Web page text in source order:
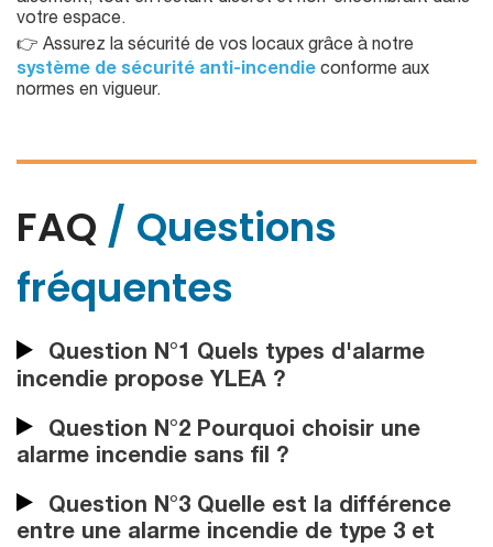
votre espace.
👉 Assurez la sécurité de vos locaux grâce à notre
système de sécurité anti-incendie conforme aux
normes en vigueur.
FAQ / Questions
fréquentes
Question N°1 Quels types d'alarme
incendie propose YLEA ?
Question N°2 Pourquoi choisir une
alarme incendie sans fil ?
Question N°3 Quelle est la différence
entre une alarme incendie de type 3 et